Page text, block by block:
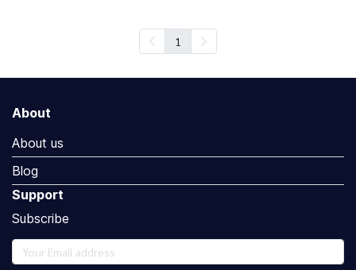
1
About
About us
Blog
Support
Subscribe